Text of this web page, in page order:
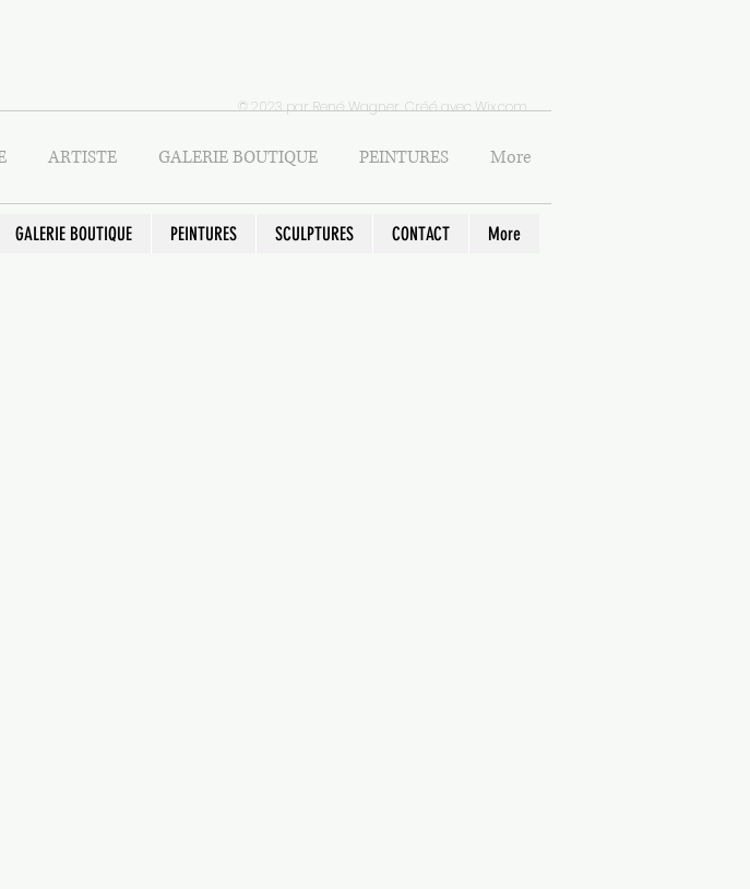
© 2023 par René Wagner. Créé avecWix.com
ARTISTE GALERIE BOUTIQUE PEINTURES More
GALERIE BOUTIQUE PEINTURES SCULPTURES CONTACT More